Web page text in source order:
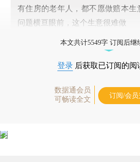
有住房的老年人，都不愿做赔本生
问题横亘眼前，这个生意很难做
本文共计5549字 订阅后继
登录 后获取已订阅的阅
数据通会员
可畅读全文
订阅/会员